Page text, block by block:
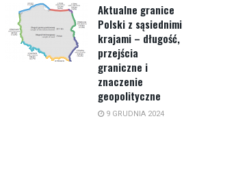
Aktualne granice
Polski z sąsiednimi
krajami – długość,
przejścia
graniczne i
znaczenie
geopolityczne
9 GRUDNIA 2024